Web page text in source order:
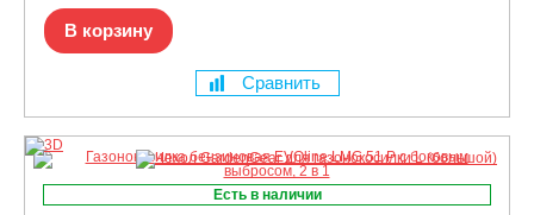
В корзину
Сравнить
Есть в наличии